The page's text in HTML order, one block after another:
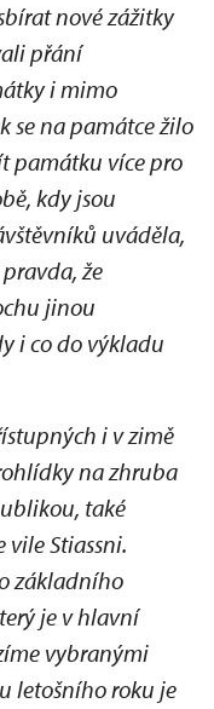
nové zážitky
přání
i mimo
se na památce žilo
památku více pro
kdy jsou
uváděla,
že
jinou
i co do výkladu
i v zimě
na zhruba
také
vile Stiassni.
základního
je v hlavní
vybranými
letošního roku je